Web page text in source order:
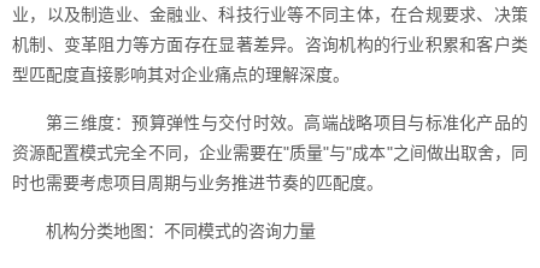
业，以及制造业、金融业、科技行业等不同主体，在合规要求、决策
机制、变革阻力等方面存在显著差异。咨询机构的行业积累和客户类
型匹配度直接影响其对企业痛点的理解深度。
第三维度：预算弹性与交付时效。高端战略项目与标准化产品的
资源配置模式完全不同，企业需要在"质量"与"成本"之间做出取舍，同
时也需要考虑项目周期与业务推进节奏的匹配度。
机构分类地图：不同模式的咨询力量